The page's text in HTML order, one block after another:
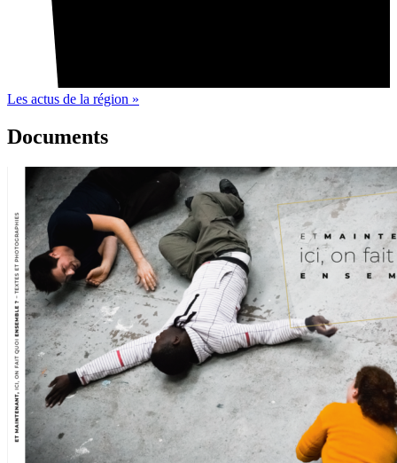
Les actus de la région »
Documents